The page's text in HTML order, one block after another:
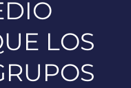
LOS